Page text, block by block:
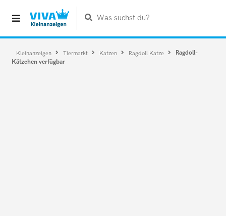
Was suchst du?
Kleinanzeigen Tiermarkt Katzen Ragdoll Katze
Ragdoll-
Kätzchen verfügbar